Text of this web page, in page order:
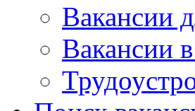
Вакансии
Вакансии